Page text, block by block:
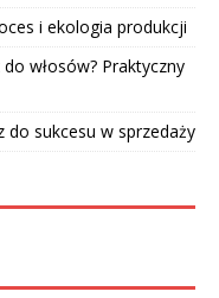
i ekologia produkcji
włosów? Praktyczny
do sukcesu w sprzedaży